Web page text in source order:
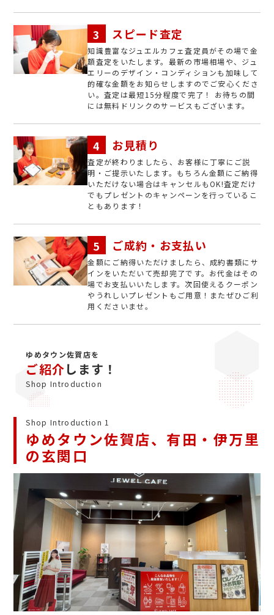
スピード査定
知識豊富なジュエルカフェ査定員がその場で金
額査定をいたします。最新の市場相場や、ジュ
エリーのデザイン・コンディションも加味して
的確な金額をお知らせしますのでご安心くださ
い。査定は最短15分程度で完了！ お待ちの間
には無料ドリンクのサービスもございます。
お見積り
査定が終わりましたら、お客様に丁寧にご説
明・ご提示いたします。もちろん金額にご納得
いただけない場合はキャンセルもOK!査定だけ
でもプレゼントのキャンペーンを行っているこ
ともあります！
ご成約・お支払い
金額にご納得いただけましたら、成約書類にサ
インをいただいて売却完了です。お代金はその
場でお支払いいたします。次回使えるクーポン
やうれしいプレゼントもご用意！またぜひご利
用くださいませ。
ゆめタウン佐賀店を
ご紹介します！
Shop Introduction
Shop Introduction 1
ゆめタウン佐賀店、有田・伊万里
の玄関口